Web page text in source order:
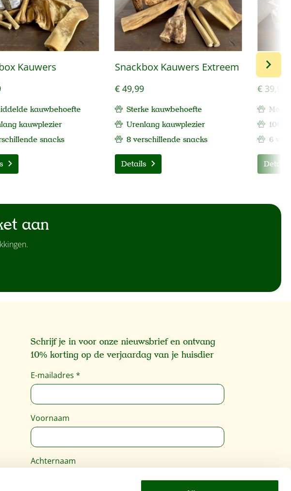
Kauwers
kauwbehoefte
kauwplezier
snacks
Snackbox Kauwers Extreem
€ 49,99
Sterke kauwbehoefte
Urenlang kauwplezier
8 verschillende snacks
Details
€ 39,99
6
Details
aan
Schrijf je in voor onze nieuwsbrief en ontvang
10% korting op de verjaardag van je huisdier
E-mailadres *
Voornaam
Achternaam